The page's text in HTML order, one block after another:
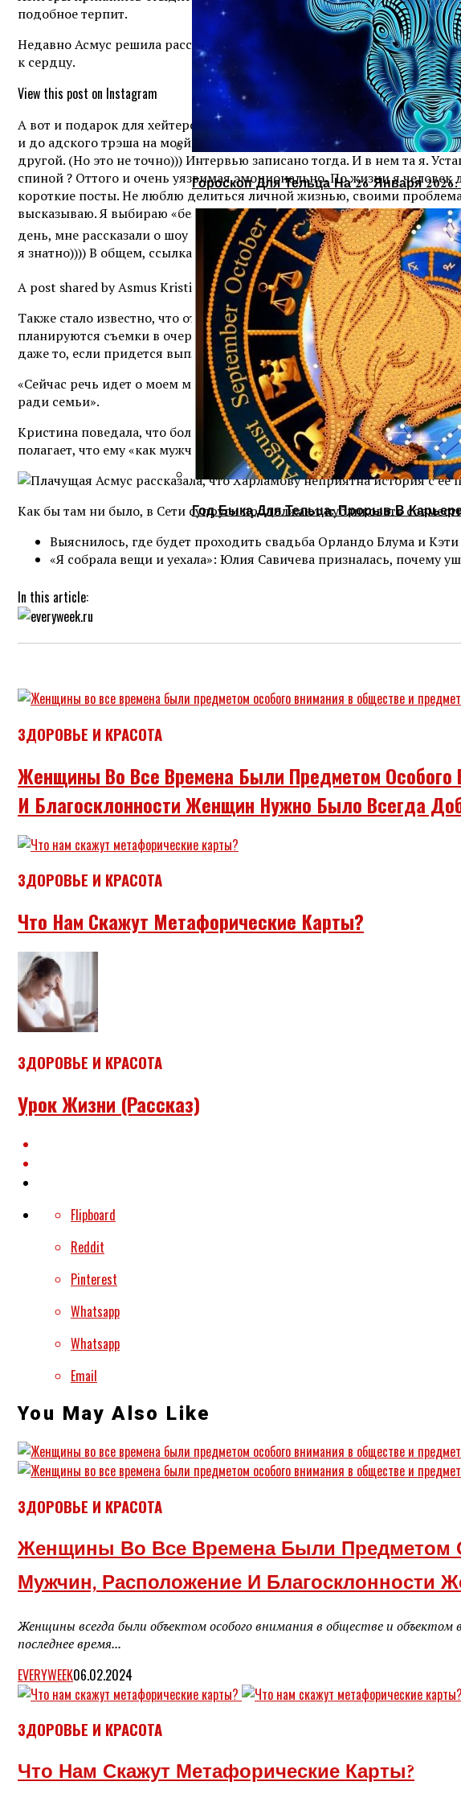
Гороскоп Для Тельца На 26 Января
Год Быка Для Тельца: Прорыв В
подобное терпит.
Недавно Асмус решила рассказать в интервью «ХЗ шоу», как
к сердцу.
View this post on Instagram
А вот и подарок для хейтеров, троллей и гоблинов! ✊?? Честнейшее
и до адского трэша на моей странице после той самой сцены… ??‍♀️
другой. (Но это не точно))) Интервью записано тогда. И в нем та я.
спиной ? Оттого и очень уязвимая эмоционально. По жизни я
короткие посты. Не люблю делиться личной жизнью, своими
высказываю. Я выбираю «безопасную зону». Чтобы никто не считывал,
день, мне рассказали о шоу и попросили максимально позитивно))) И
я знатно)))) В общем, ссылка в сторис и шапке профиля… ☄️ Хейтеры,
A post shared by Asmus Kristina (@asmuskristina) on Nov 6, 2019 at
Также стало известно, что отныне она отказывается сниматься не
планируются съемки в очередном проекте, где ей нужно было
даже то, если придется выплатить за это существенную компенсацию
«Сейчас речь идет о моем моральном внутреннем выборе. Я не о
ради семьи».
Кристина поведала, что больше не готова рисковать репутацией
полагает, что ему «как мужчине, и как мужу» все же неприятно.
Как бы там ни было, в Сети супруги продолжают публиковать
Выяснилось, где будет проходить свадьба Орландо Блума и
«Я собрала вещи и уехала»: Юлия Савичева призналась, почему
In this article:
ЗДОРОВЬЕ И КРАСОТА
Женщины Во Все Времена Были Предметом
И Благосклонности Женщин Нужно Было Всегда
ЗДОРОВЬЕ И КРАСОТА
Что Нам Скажут Метафорические Карты?
ЗДОРОВЬЕ И КРАСОТА
Урок Жизни (рассказ)
Flipboard
Reddit
Pinterest
Whatsapp
Whatsapp
Email
You May Also Like
ЗДОРОВЬЕ И КРАСОТА
Женщины Во Все Времена Были Предметом
Мужчин, Расположение И Благосклонности
Женщины всегда были объектом особого внимания в обществе и
последнее время...
EVERYWEEK06.02.2024
ЗДОРОВЬЕ И КРАСОТА
Что Нам Скажут Метафорические Карты?